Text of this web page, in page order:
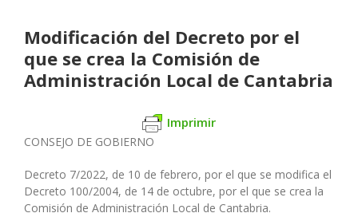
Modificación del Decreto por el
que se crea la Comisión de
Administración Local de Cantabria
Imprimir
CONSEJO DE GOBIERNO
Decreto 7/2022, de 10 de febrero, por el que se modifica el
Decreto 100/2004, de 14 de octubre, por el que se crea la
Comisión de Administración Local de Cantabria.